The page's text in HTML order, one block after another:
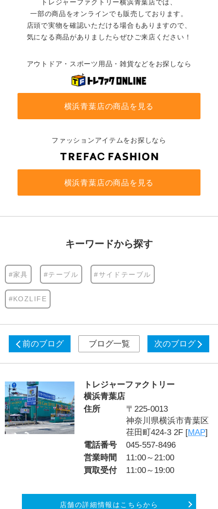
トレジャーファクトリー横浜青葉店では、
一部の商品をオンラインでも販売しております。
店頭で実物を確認いただける場合もありますので、
気になる商品がありましたらぜひご来店ください！
アウトドア・スポーツ用品・雑貨などをお探しなら
横浜青葉店の商品を見る
ファッションアイテムをお探しなら
横浜青葉店の商品を見る
キーワードから探す
#家具 #テーブル #サイドテーブル
#KOZLIFE
前のブログ ブログ一覧 次のブログ
トレジャーファクトリー
横浜青葉店
住所
〒225-0013
神奈川県横浜市青葉区
荏田町424-3 2F [MAP]
電話番号
045-557-8496
営業時間
11:00～21:00
買取受付
11:00～19:00
店舗の詳細情報はこちらから